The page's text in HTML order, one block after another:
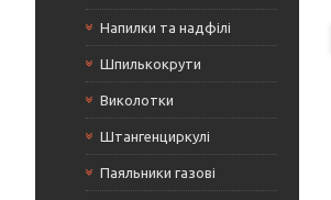
Напилки та надфілі
Шпилькокрути
Виколотки
Штангенциркулі
Паяльники газові